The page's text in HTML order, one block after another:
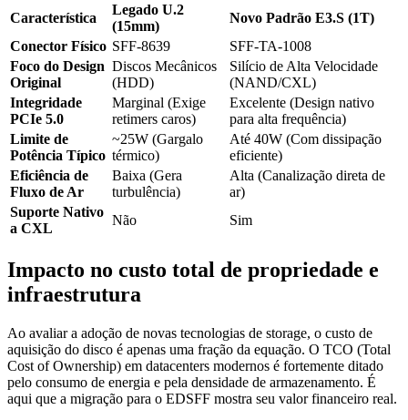
Característica
Legado U.2
(15mm)
Novo Padrão E3.S (1T)
Conector Físico SFF-8639
SFF-TA-1008
Foco do Design
Original
Discos Mecânicos
(HDD)
Silício de Alta Velocidade
(NAND/CXL)
Integridade
PCIe 5.0
Marginal (Exige
retimers caros)
Excelente (Design nativo
para alta frequência)
Limite de
Potência Típico
~25W (Gargalo
térmico)
Até 40W (Com dissipação
eficiente)
Eficiência de
Fluxo de Ar
Baixa (Gera
turbulência)
Alta (Canalização direta de
ar)
Suporte Nativo
a CXL
Não Sim
Impacto no custo total de propriedade e
infraestrutura
Ao avaliar a adoção de novas tecnologias de storage, o custo de
aquisição do disco é apenas uma fração da equação. O TCO (Total
Cost of Ownership) em datacenters modernos é fortemente ditado
pelo consumo de energia e pela densidade de armazenamento. É
aqui que a migração para o EDSFF mostra seu valor financeiro real.